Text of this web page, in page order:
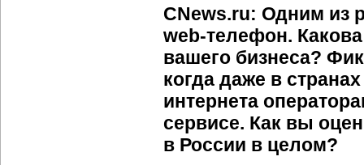
CNews.ru: Одним из
web-телефон.
вашего бизнеса?
когда даже в
интернета
сервисе. Как вы
в России в целом?